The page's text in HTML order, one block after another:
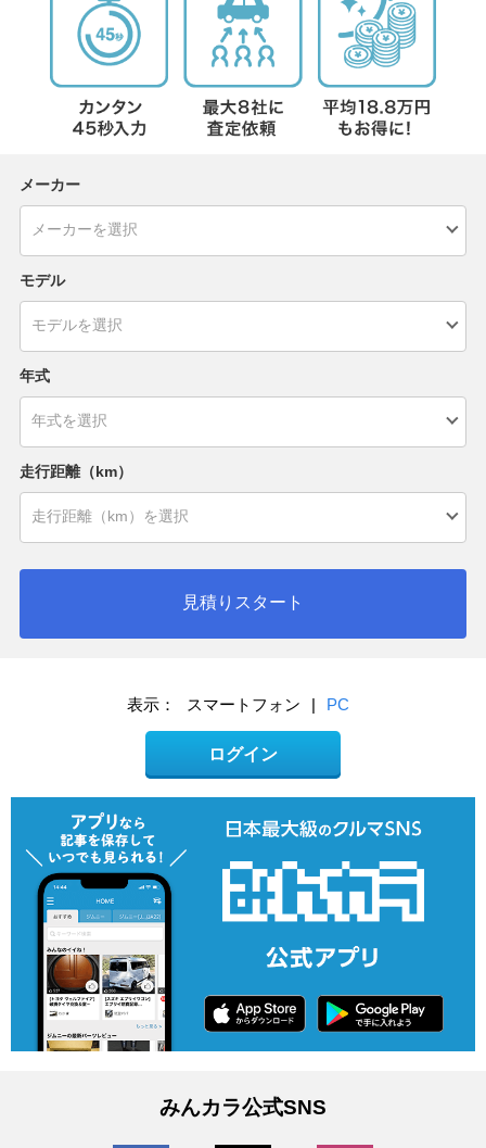
メーカー
モデル
年式
走行距離（km）
見積りスタート
表示： スマートフォン | PC
ログイン
みんカラ公式SNS